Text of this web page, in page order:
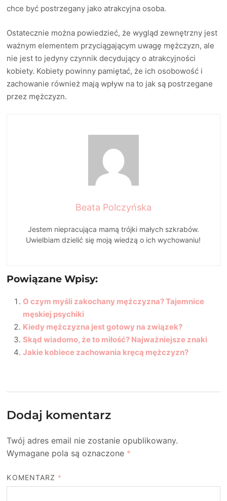
chce być postrzegany jako atrakcyjna osoba.
Ostatecznie można powiedzieć, że wygląd zewnętrzny jest
ważnym elementem przyciągającym uwagę mężczyzn, ale
nie jest to jedyny czynnik decydujący o atrakcyjności
kobiety. Kobiety powinny pamiętać, że ich osobowość i
zachowanie również mają wpływ na to jak są postrzegane
przez mężczyzn.
Beata Polczyńska
Jestem niepracująca mamą trójki małych szkrabów.
Uwielbiam dzielić się moją wiedzą o ich wychowaniu!
Powiązane Wpisy:
O czym myśli zakochany mężczyzna? Tajemnice
męskiej psychiki
Kiedy mężczyzna jest gotowy na związek?
Skąd wiadomo, że to miłość? Najważniejsze znaki
Jakie kobiece zachowania kręcą mężczyzn?
Dodaj komentarz
Twój adres email nie zostanie opublikowany.
Wymagane pola są oznaczone *
KOMENTARZ *